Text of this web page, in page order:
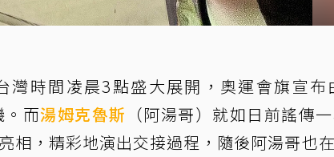
灣時間凌晨3點盛大展開，奧運會旗宣布
而湯姆克魯斯 （阿湯哥）就如日前謠傳
相，精彩地演出交接過程，隨後阿湯哥也